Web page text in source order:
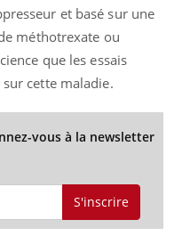
et basé sur une
méthotrexate ou
que les essais
cette maladie.
vous à la newsletter
S'inscrire